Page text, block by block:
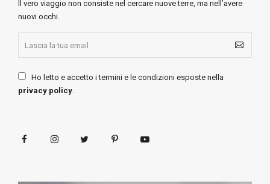
ll vero viaggio non consiste nel cercare nuove terre, ma nell’avere
nuovi occhi.
Ho letto e accetto i termini e le condizioni esposte nella
privacy policy.